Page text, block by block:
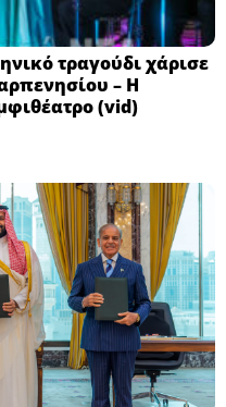
τραγούδι χάρισε
– Η
(vid)